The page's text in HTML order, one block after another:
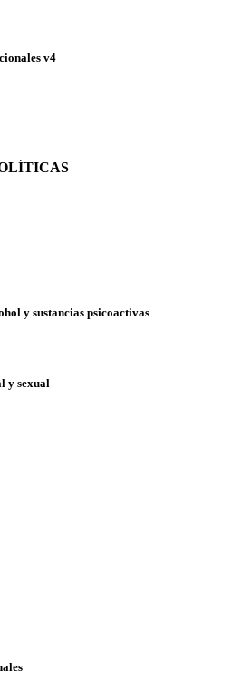
v4
y sustancias psicoactivas
y sexual